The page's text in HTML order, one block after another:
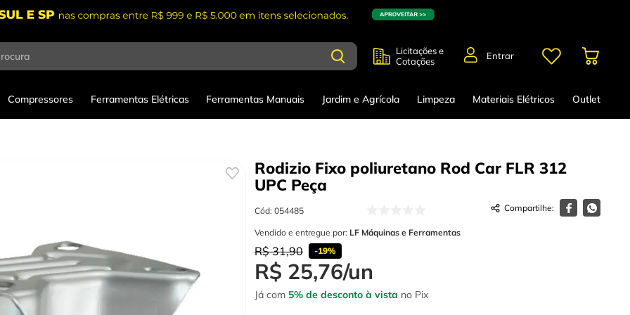
Licitações e
Cotações
Entrar
Compressores Ferramentas Elétricas Ferramentas Manuais Jardim e Agrícola Limpeza Materiais Elétricos Outlet
Rodizio Fixo poliuretano Rod Car FLR 312
UPC Peça
Cód: 054485
Vendido e entregue por: LF Máquinas e Ferramentas
R$ 31,90 -19%
R$ 25,76/un
Já com 5% de desconto à vista no Pix